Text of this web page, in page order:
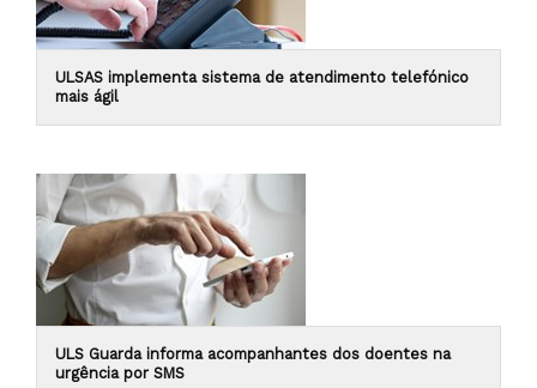
ULSAS implementa sistema de atendimento telefónico
mais ágil
ULS Guarda informa acompanhantes dos doentes na
urgência por SMS